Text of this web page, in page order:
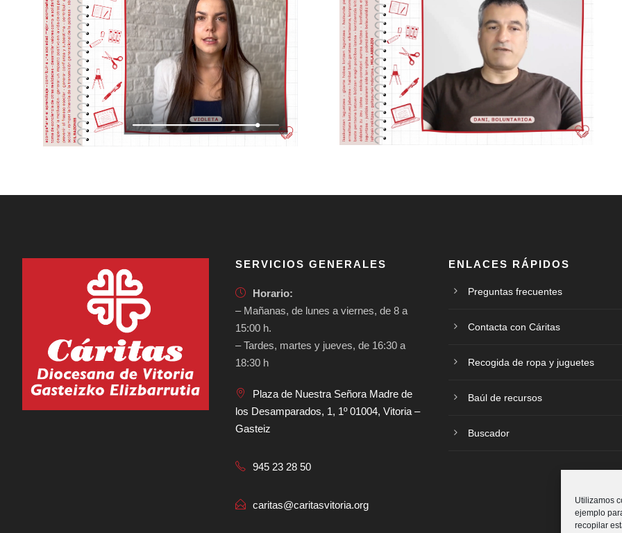
Utilizamos
ejemplo
recopilar
SERVICIOS GENERALES
Horario:
– Mañanas, de lunes a viernes, de 8 a
15:00 h.
– Tardes, martes y jueves, de 16:30 a
18:30 h
Plaza de Nuestra Señora Madre de
los Desamparados, 1, 1º 01004, Vitoria –
Gasteiz
945 23 28 50
caritas@caritasvitoria.org
ENLACES RÁPIDOS
Preguntas frecuentes
Contacta con Cáritas
Recogida de ropa y juguetes
Baúl de recursos
Buscador